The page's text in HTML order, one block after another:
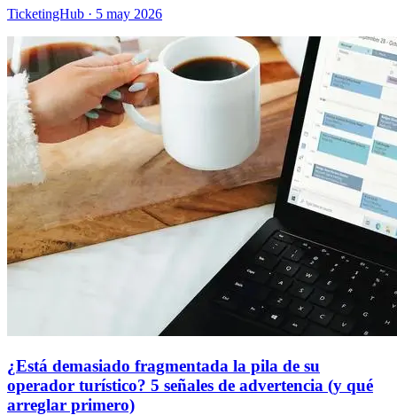
TicketingHub · 5 may 2026
¿Está demasiado fragmentada la pila de su
operador turístico? 5 señales de advertencia (y qué
arreglar primero)